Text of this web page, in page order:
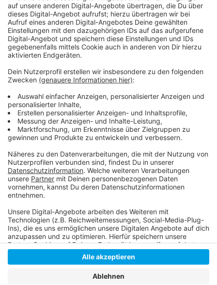
Park vor. Bis zu 500 Wohnungen werden gebaut. Zum
Südring hin sind außerdem Büros geplant. Und an der
Völklinger Straße wird das Luisengymnasium neu
gebaut. Bis die Bagger anrollen, dauert es aber noch
zwei bis drei Jahre. Als erstes soll das Gymnasium
die Pläne jetzt. Auch wir Bürger sollen dabei weiter
Monaten den Erhalt der Kleingärten, eines Clubs und
der Ponyranch auf dem Gelände.
Anzeige
Anzeige